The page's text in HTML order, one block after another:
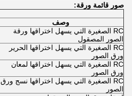
صور قائمة ورقة:
وصف
RC الصغيرة التي يسهل اختراقها ورقة
الصور المصقول
RC الصغيرة التي يسهل اختراقها الحرير
ورق الصور
RC الصغيرة التي يسهل اختراقها لمعان
ورق الصور
RC الصغيرة التي يسهل اختراقها نسج ورق
الصور